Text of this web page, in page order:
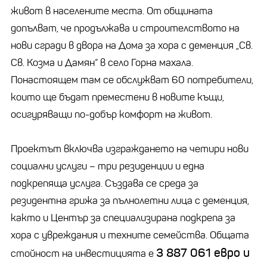
живот в населените места. От общината
допълват, че продължава и строителството на
нови сгради в двора на Дома за хора с деменция „Св.
Св. Козма и Дамян“ в село Горна махала.
Понастоящем там се обслужват 60 потребители,
които ще бъдат преместени в новите къщи,
осигуряващи по-добър комфорт на живот.
Проектът включва изграждането на четири нови
социални услуги – три резиденции и една
подкрепяща услуга. Създава се среда за
резидентна грижа за пълнолетни лица с деменция,
както и Център за специализирана подкрепа за
хора с увреждания и техните семейства. Общата
стойност на инвестицията е 3 887 061 евро и